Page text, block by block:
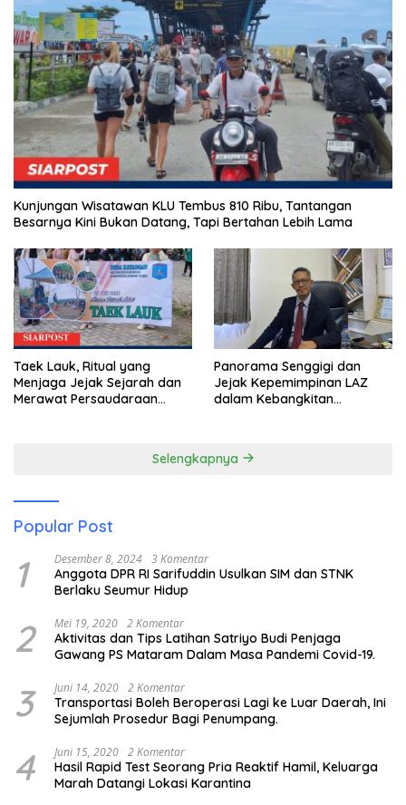
Kunjungan Wisatawan KLU Tembus 810 Ribu, Tantangan
Besarnya Kini Bukan Datang, Tapi Bertahan Lebih Lama
Taek Lauk, Ritual yang
Menjaga Jejak Sejarah dan
Merawat Persaudaraan
Panorama Senggigi dan
Jejak Kepemimpinan LAZ
dalam Kebangkitan
Selengkapnya
Popular Post
1 Desember 8, 2024 3 Komentar
Anggota DPR RI Sarifuddin Usulkan SIM dan STNK
Berlaku Seumur Hidup
2 Mei 19, 2020 2 Komentar
Aktivitas dan Tips Latihan Satriyo Budi Penjaga
Gawang PS Mataram Dalam Masa Pandemi Covid-19.
3 Juni 14, 2020 2 Komentar
Transportasi Boleh Beroperasi Lagi ke Luar Daerah, Ini
Sejumlah Prosedur Bagi Penumpang.
4 Juni 15, 2020 2 Komentar
Hasil Rapid Test Seorang Pria Reaktif Hamil, Keluarga
Marah Datangi Lokasi Karantina